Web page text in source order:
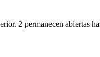
2 permanecen abiertas